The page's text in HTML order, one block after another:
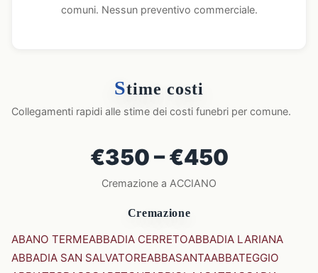
comuni. Nessun preventivo commerciale.
Stime costi
Collegamenti rapidi alle stime dei costi funebri per comune.
€350 – €450
Cremazione a ACCIANO
Cremazione
ABANO TERMEABBADIA CERRETOABBADIA LARIANA
ABBADIA SAN SALVATOREABBASANTAABBATEGGIO